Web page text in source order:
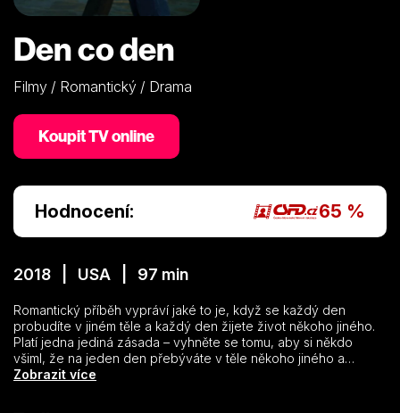
Den co den
Filmy / Romantický / Drama
Koupit TV online
Hodnocení: 65 %
2018 | USA | 97 min
Romantický příběh vypráví jaké to je, když se každý den
probudíte v jiném těle a každý den žijete život někoho jiného.
Platí jedna jediná zásada – vyhněte se tomu, aby si někdo
všiml, že na jeden den přebýváte v těle někoho jiného a
nepleťte se do jeho života. Vše je v pořádku, až do rána, kdy
Zobrazit více